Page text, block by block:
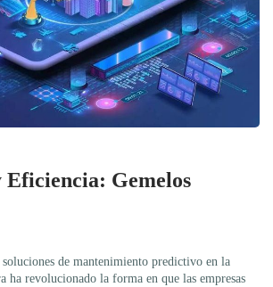
Eficiencia: Gemelos
de mantenimiento predictivo en la
ha revolucionado la forma en que las empresas